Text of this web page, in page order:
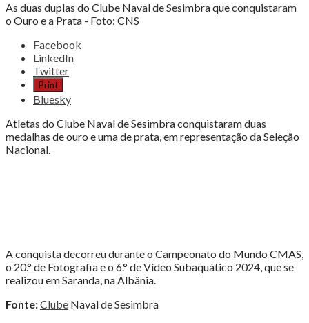
As duas duplas do Clube Naval de Sesimbra que conquistaram
o Ouro e a Prata - Foto: CNS
Share
post
"NAVAL
SESIMBRA
DE
OURO
E
Facebook
LinkedIn
Twitter
Print
Bluesky
Atletas do Clube Naval de Sesimbra conquistaram duas
medalhas de ouro e uma de prata, em representação da Seleção
Nacional.
A conquista decorreu durante o Campeonato do Mundo CMAS,
o 20.° de Fotografia e o 6.° de Vídeo Subaquático 2024, que se
realizou em Saranda, na Albânia.
Fonte:Clube Naval de Sesimbra